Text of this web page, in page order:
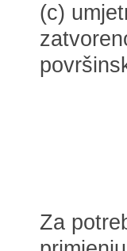
(c)
Za